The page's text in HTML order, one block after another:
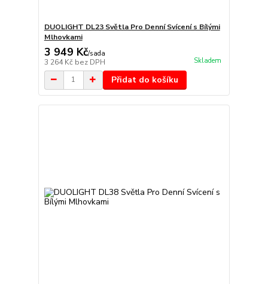
DUOLIGHT DL23 Světla Pro Denní Svícení s Bílými
Mlhovkami
3 949 Kč/sada
3 264 Kč bez DPH Skladem
Přidat do košíku